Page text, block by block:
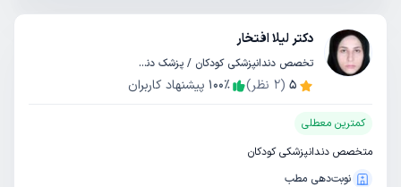
دکتر لیلا افتخار
تخصص دندانپزشکی کودکان / پزشک دندانپزشک
5
(
2 نظر) 100٪ پیشنهاد کاربران
کمترین معطلی
متخصص دندانپزشکی کودکان
نوبت‌دهی مطب